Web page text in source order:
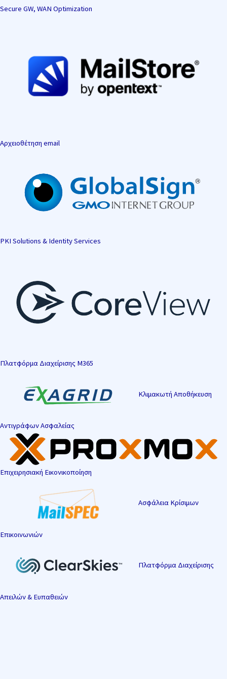
Secure GW, WAN Optimization
Αρχειοθέτηση email
PKI Solutions & Identity Services
Πλατφόρμα Διαχείρισης M365
Κλιμακωτή Αποθήκευση
Αντιγράφων Ασφαλείας
Επιχειρησιακή Εικονικοποίηση
Ασφάλεια Κρίσιμων
Επικοινωνιών
Πλατφόρμα Διαχείρισης
Απειλών & Ευπαθειών